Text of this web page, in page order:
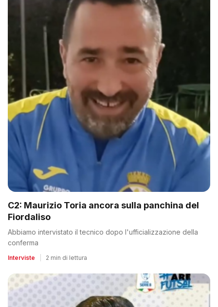
C2: Maurizio Toria ancora sulla panchina del
Fiordaliso
Abbiamo intervistato il tecnico dopo l'ufficializzazione della
conferma
Interviste 2 min di lettura